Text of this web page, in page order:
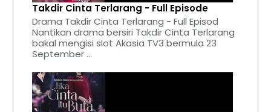
Takdir Cinta Terlarang - Full Episode
Drama Takdir Cinta Terlarang - Full Episod
Nantikan drama bersiri Takdir Cinta Terlarang
bakal mengisi slot Akasia TV3 bermula 23
September ...